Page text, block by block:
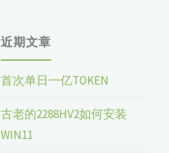
近期文章
首次单日一亿TOKEN
古老的2288HV2如何安装
WIN11